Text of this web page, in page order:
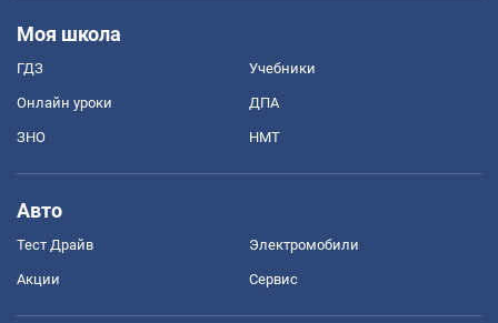
Моя школа
ГДЗ Учебники
Онлайн уроки ДПА
ЗНО НМТ
Авто
Тест Драйв Электромобили
Акции Сервис